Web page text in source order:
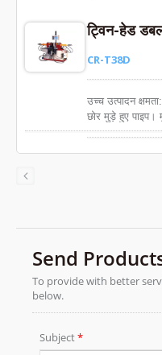
ट्विन-हेड
CR-T38D
उच्च उत्पादन
छोर मुड़े हुए
समायोज्य हैं।